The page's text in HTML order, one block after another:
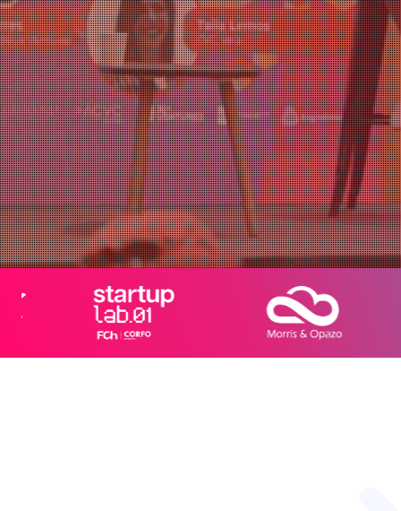
¡Quiero ser parte!
Agregar a Calendar